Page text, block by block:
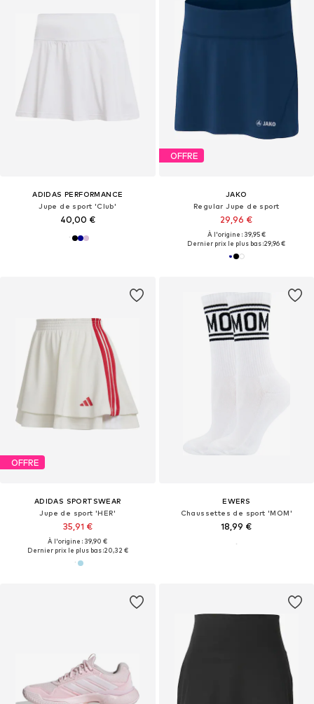
ADIDAS PERFORMANCE
Jupe de sport 'Club'
40,00 €
OFFRE
JAKO
Regular Jupe de sport
29,96 €
À l'origine : 39,95 €
Dernier prix le plus bas :29,96 €
OFFRE
ADIDAS SPORTSWEAR
Jupe de sport 'HER'
35,91 €
À l'origine : 39,90 €
Dernier prix le plus bas :20,32 €
EWERS
Chaussettes de sport 'MOM'
18,99 €